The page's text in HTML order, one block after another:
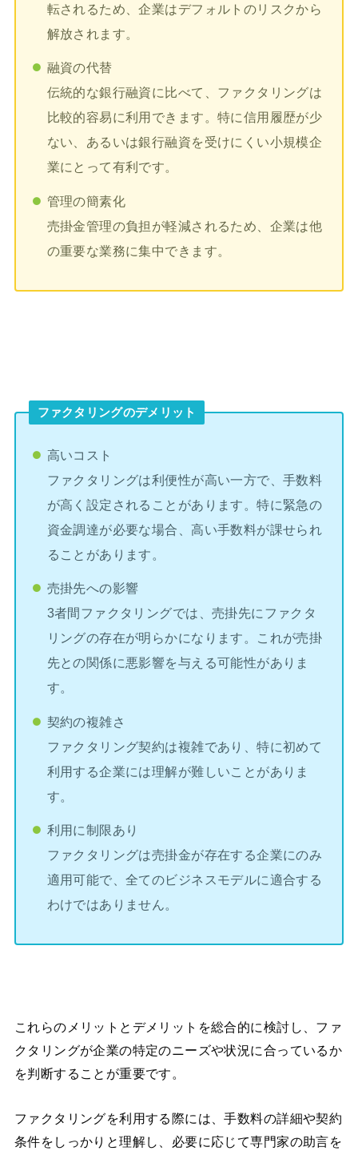
転されるため、企業はデフォルトのリスクから
解放されます。
融資の代替
伝統的な銀行融資に比べて、ファクタリングは
比較的容易に利用できます。特に信用履歴が少
ない、あるいは銀行融資を受けにくい小規模企
業にとって有利です。
管理の簡素化
売掛金管理の負担が軽減されるため、企業は他
の重要な業務に集中できます。
ファクタリングのデメリット
高いコスト
ファクタリングは利便性が高い一方で、手数料
が高く設定されることがあります。特に緊急の
資金調達が必要な場合、高い手数料が課せられ
ることがあります。
売掛先への影響
3者間ファクタリングでは、売掛先にファクタ
リングの存在が明らかになります。これが売掛
先との関係に悪影響を与える可能性がありま
す。
契約の複雑さ
ファクタリング契約は複雑であり、特に初めて
利用する企業には理解が難しいことがありま
す。
利用に制限あり
ファクタリングは売掛金が存在する企業にのみ
適用可能で、全てのビジネスモデルに適合する
わけではありません。
これらのメリットとデメリットを総合的に検討し、ファ
クタリングが企業の特定のニーズや状況に合っているか
を判断することが重要です。
ファクタリングを利用する際には、手数料の詳細や契約
条件をしっかりと理解し、必要に応じて専門家の助言を